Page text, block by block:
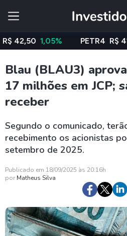
1,05% PETR4 R$ 41,86
Blau (BLAU3)
17 milhões em JCP;
receber
Segundo o comunicado,
recebimento os acionistas
setembro de 2025.
Publicado em 18/09/2025 às 20:16h
por Matheus Silva